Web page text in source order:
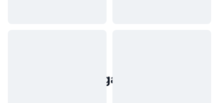
Populära tillgångar från den